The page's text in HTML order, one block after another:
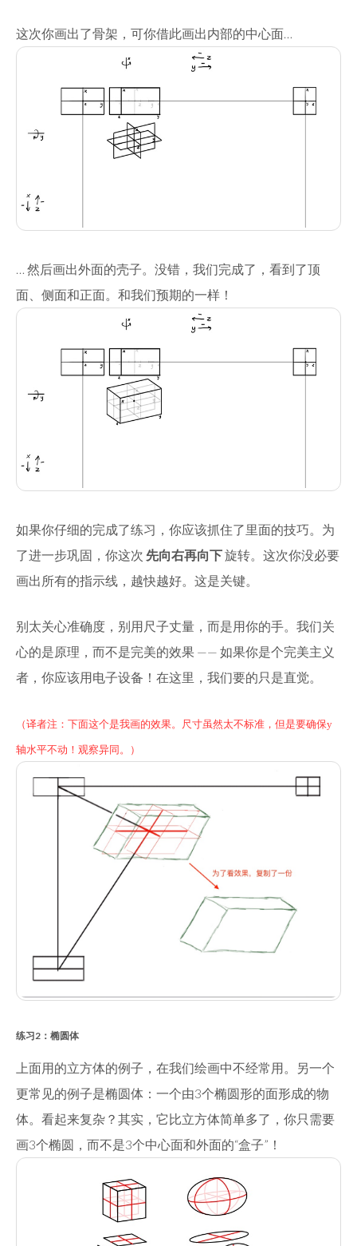
这次你画出了骨架，可你借此画出内部的中心面…
… 然后画出外面的壳子。没错，我们完成了，看到了顶
面、侧面和正面。和我们预期的一样！
如果你仔细的完成了练习，你应该抓住了里面的技巧。为
了进一步巩固，你这次 先向右再向下旋转。这次你没必要
画出所有的指示线，越快越好。这是关键。
别太关心准确度，别用尺子丈量，而是用你的手。我们关
心的是原理，而不是完美的效果 —— 如果你是个完美主义
者，你应该用电子设备！在这里，我们要的只是直觉。
（译者注：下面这个是我画的效果。尺寸虽然太不标准，但是要确保y
轴水平不动！观察异同。）
练习2：椭圆体
上面用的立方体的例子，在我们绘画中不经常用。另一个
更常见的例子是椭圆体：一个由3个椭圆形的面形成的物
体。看起来复杂？其实，它比立方体简单多了，你只需要
画3个椭圆，而不是3个中心面和外面的“盒子”！